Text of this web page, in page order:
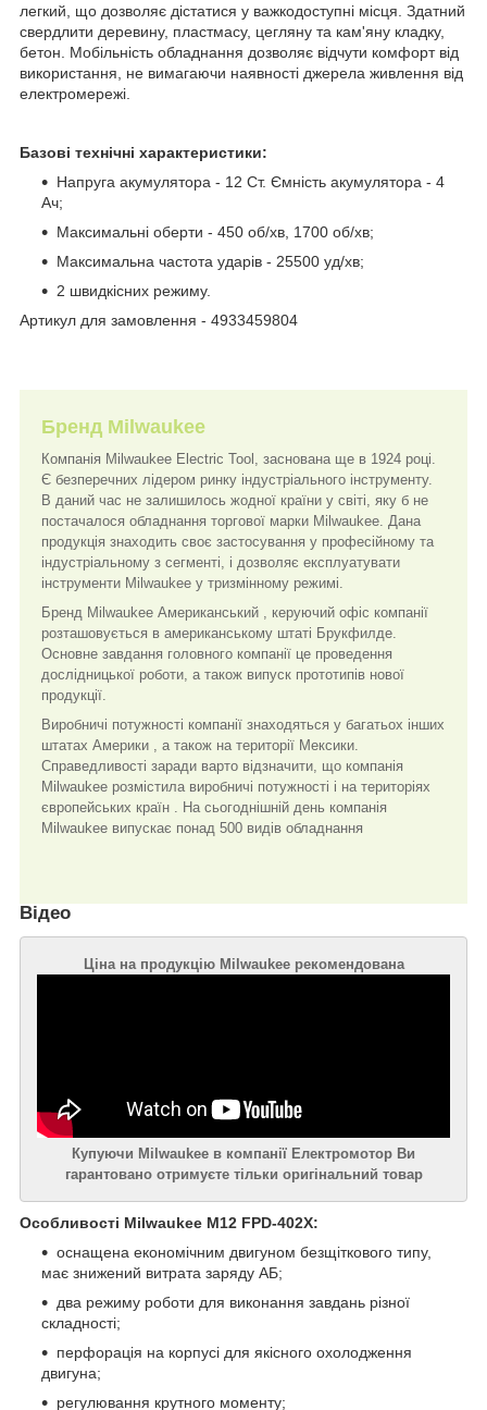
легкий, що дозволяє дістатися у важкодоступні місця. Здатний
свердлити деревину, пластмасу, цегляну та кам'яну кладку,
бетон. Мобільність обладнання дозволяє відчути комфорт від
використання, не вимагаючи наявності джерела живлення від
електромережі.
Базові технічні характеристики:
Напруга акумулятора - 12 Ст. Ємність акумулятора - 4
Ач;
Максимальні оберти - 450 об/хв, 1700 об/хв;
Максимальна частота ударів - 25500 уд/хв;
2 швидкісних режиму.
Артикул для замовлення - 4933459804
Бренд Milwaukee
Компанія Milwaukee Electric Tool, заснована ще в 1924 році.
Є безперечних лідером ринку індустріального інструменту.
В даний час не залишилось жодної країни у світі, яку б не
постачалося обладнання торгової марки Milwaukee. Дана
продукція знаходить своє застосування у професійному та
індустріальному з сегменті, і дозволяє експлуатувати
інструменти Milwaukee у тризмінному режимі.
Бренд Milwaukee Американський , керуючий офіс компанії
розташовується в американському штаті Брукфилде.
Основне завдання головного компанії це проведення
дослідницької роботи, а також випуск прототипів нової
продукції.
Виробничі потужності компанії знаходяться у багатьох інших
штатах Америки , а також на території Мексики.
Справедливості заради варто відзначити, що компанія
Milwaukee розмістила виробничі потужності і на територіях
європейських країн . На сьогоднішній день компанія
Milwaukee випускає понад 500 видів обладнання
Відео
Ціна на продукцію Milwaukee рекомендована
Купуючи Milwaukee в компанії Електромотор Ви
гарантовано отримуєте тільки оригінальний товар
Особливості Milwaukee M12 FPD-402X:
оснащена економічним двигуном безщіткового типу,
має знижений витрата заряду АБ;
два режиму роботи для виконання завдань різної
складності;
перфорація на корпусі для якісного охолодження
двигуна;
регулювання крутного моменту;